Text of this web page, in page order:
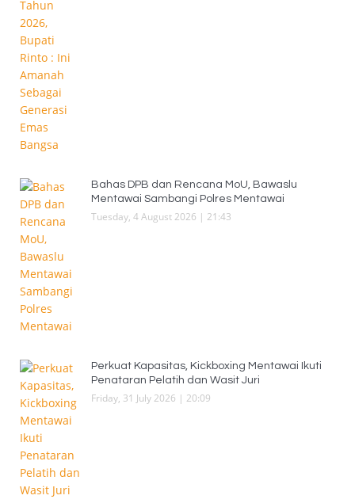
Bahas DPB dan Rencana MoU, Bawaslu
Mentawai Sambangi Polres Mentawai
Tuesday, 4 August 2026 | 21:43
Perkuat Kapasitas, Kickboxing Mentawai Ikuti
Penataran Pelatih dan Wasit Juri
Friday, 31 July 2026 | 20:09